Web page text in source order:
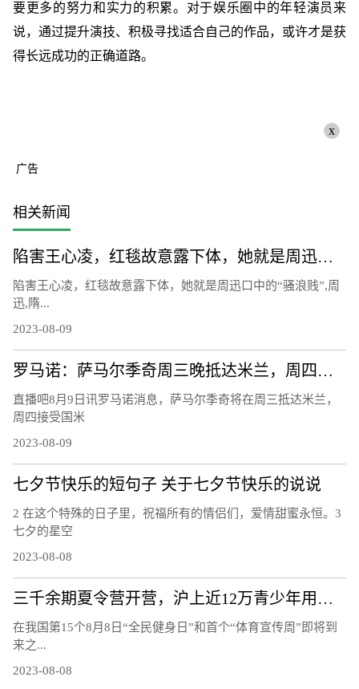
要更多的努力和实力的积累。对于娱乐圈中的年轻演员来
说，通过提升演技、积极寻找适合自己的作品，或许才是获
得长远成功的正确道路。
x
广告
相关新闻
陷害王心凌，红毯故意露下体，她就是周迅口中的“骚浪贱”
陷害王心凌，红毯故意露下体，她就是周迅口中的“骚浪贱”,周
迅,隋...
2023-08-09
罗马诺：萨马尔季奇周三晚抵达米兰，周四上午接受国米体检
直播吧8月9日讯罗马诺消息，萨马尔季奇将在周三抵达米兰，
周四接受国米
2023-08-09
七夕节快乐的短句子 关于七夕节快乐的说说
2 在这个特殊的日子里，祝福所有的情侣们，爱情甜蜜永恒。3
七夕的星空
2023-08-08
三千余期夏令营开营，沪上近12万青少年用运动欢度暑假
在我国第15个8月8日“全民健身日”和首个“体育宣传周”即将到
来之...
2023-08-08